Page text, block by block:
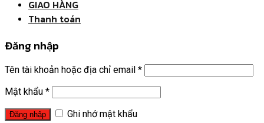
GIAO HÀNG
Thanh toán
Đăng nhập
Tên tài khoản hoặc địa chỉ email *
Mật khẩu *
Ghi nhớ mật khẩu